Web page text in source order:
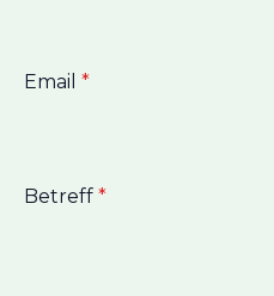
Email *
Betreff *